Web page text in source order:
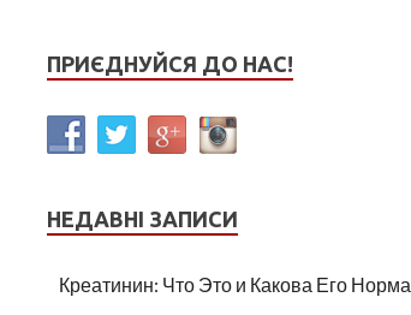
ПРИЄДНУЙСЯ ДО НАС!
НЕДАВНІ ЗАПИСИ
Креатинин: Что Это и Какова Его Норма